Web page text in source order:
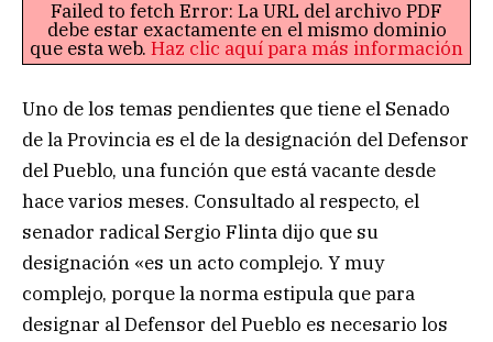
Failed to fetch Error: La URL del archivo PDF
debe estar exactamente en el mismo dominio
que esta web. Haz clic aquí para más información
Uno de los temas pendientes que tiene el Senado
de la Provincia es el de la designación del Defensor
del Pueblo, una función que está vacante desde
hace varios meses. Consultado al respecto, el
senador radical Sergio Flinta dijo que su
designación «es un acto complejo. Y muy
complejo, porque la norma estipula que para
designar al Defensor del Pueblo es necesario los